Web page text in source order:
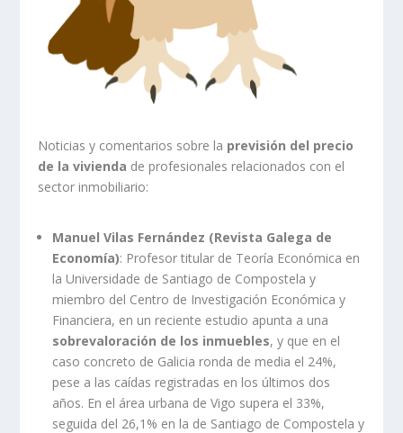
Noticias y comentarios sobre la previsión del precio
de la vivienda de profesionales relacionados con el
sector inmobiliario:
Manuel Vilas Fernández (Revista Galega de
Economía): Profesor titular de Teoría Económica en
la Universidade de Santiago de Compostela y
miembro del Centro de Investigación Económica y
Financiera, en un reciente estudio apunta a una
sobrevaloración de los inmuebles, y que en el
caso concreto de Galicia ronda de media el 24%,
pese a las caídas registradas en los últimos dos
años. En el área urbana de Vigo supera el 33%,
seguida del 26,1% en la de Santiago de Compostela y